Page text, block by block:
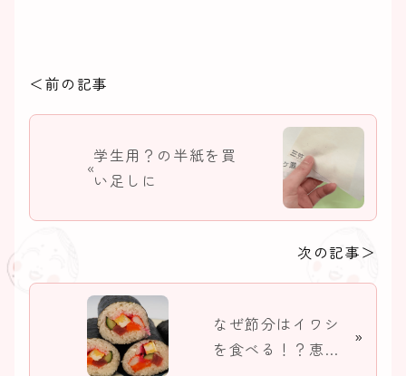
＜前の記事
«
学生用？の半紙を買
い足しに
次の記事＞
なぜ節分はイワシ
を食べる！？恵方
»